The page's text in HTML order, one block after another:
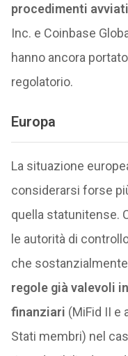
procedimenti avviati
Inc. e Coinbase
hanno ancora
regolatorio.
Europa
La situazione
considerarsi forse
quella statunitense.
le autorità di
che sostanzialmente
regole già valevoli
finanziari (MiFid II e
Stati membri) nel